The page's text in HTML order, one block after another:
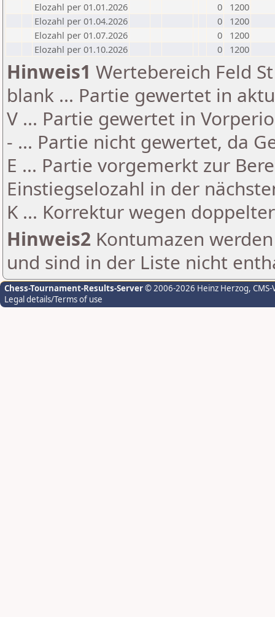
Elozahl per 01.01.2026
0
1200
Elozahl per 01.04.2026
0
1200
Elozahl per 01.07.2026
0
1200
Elozahl per 01.10.2026
0 1200
Hinweis1 Wertebereich Feld
blank ... Partie gewertet in
V ... Partie gewertet in
- ... Partie nicht gewertet, da
E ... Partie vorgemerkt zur
Einstiegselozahl in der
K ... Korrektur wegen
Hinweis2 Kontumazen
und sind in der Liste nicht
Chess-Tournament-Results-Server© 2006-2026 Heinz Herzog,
Legal details/Terms of use